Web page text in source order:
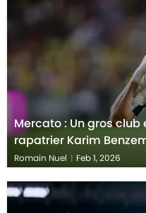
Mercato : Un gros
rapatrier Karim
Romain Nuel | Feb 1, 2026